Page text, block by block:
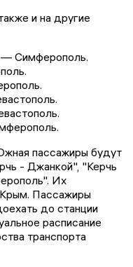
и на другие
Симферополь.
пассажиры будут
- Джанкой", "Керчь
Их
Крым. Пассажиры
до станции
расписание
транспорта